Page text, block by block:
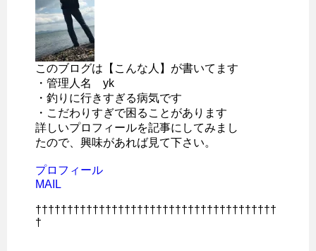
このブログは【こんな人】が書いてます
・管理人名 yk
・釣りに行きすぎる病気です
・こだわりすぎで困ることがあります
詳しいプロフィールを記事にしてみまし
たので、興味があれば見て下さい。
プロフィール
MAIL
††††††††††††††††††††††††††††††††††††††
†